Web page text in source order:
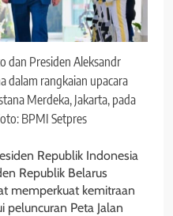
dan Presiden Aleksandr
dalam rangkaian upacara
Merdeka, Jakarta, pada
BPMI Setpres
Republik Indonesia
Republik Belarus
memperkuat kemitraan
peluncuran Peta Jalan